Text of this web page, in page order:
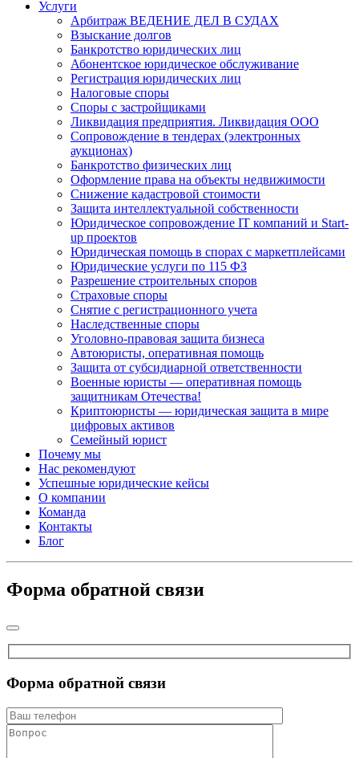
Услуги
Арбитраж ВЕДЕНИЕ ДЕЛ В СУДАХ
Взыскание долгов
Банкротство юридических лиц
Абонентское юридическое обслуживание
Регистрация юридических лиц
Налоговые споры
Споры с застройщиками
Ликвидация предприятия. Ликвидация ООО
Сопровождение в тендерах (электронных
аукционах)
Банкротство физических лиц
Оформление права на объекты недвижимости
Снижение кадастровой стоимости
Защита интеллектуальной собственности
Юридическое сопровождение IT компаний и Start-
up проектов
Юридическая помощь в спорах с маркетплейсами
Юридические услуги по 115 ФЗ
Разрешение строительных споров
Страховые споры
Снятие с регистрационного учета
Наследственные споры
Уголовно-правовая защита бизнеса
Автоюристы, оперативная помощь
Защита от субсидиарной ответственности
Военные юристы — оперативная помощь
защитникам Отечества!
Криптоюристы — юридическая защита в мире
цифровых активов
Семейный юрист
Почему мы
Нас рекомендуют
Успешные юридические кейсы
О компании
Команда
Контакты
Блог
Форма обратной связи
Форма обратной связи